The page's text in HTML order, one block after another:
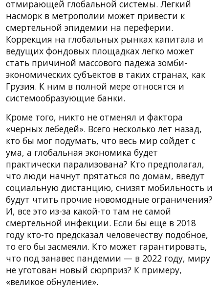
отмирающей глобальной системы. Легкий
насморк в метрополии может привести к
смертельной эпидемии на переферии.
Коррекция на глобальных рынках капитала и
ведущих фондовых площадках легко может
стать причиной массового падежа зомби-
экономических субъектов в таких странах, как
Грузия. К ним в полной мере относятся и
системообразующие банки.
Кроме того, никто не отменял и фактора
«черных лебедей». Всего несколько лет назад,
кто бы мог подумать, что весь мир сойдет с
ума, а глобальная экономика будет
практически парализована? Кто предполагал,
что люди начнут прятаться по домам, введут
социальную дистанцию, снизят мобильность и
будут чтить прочие новомодные ограничения?
И, все это из-за какой-то там не самой
смертельной инфекции. Если бы еще в 2018
году кто-то предсказал человечеству подобное,
то его бы засмеяли. Кто может гарантировать,
что под занавес пандемии — в 2022 году, миру
не уготован новый сюрприз? К примеру,
«великое обнуление».